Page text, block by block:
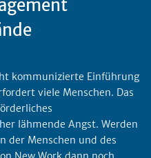
kommunizierte Einführung
viele Menschen. Das
lähmende Angst. Werden
der Menschen und des